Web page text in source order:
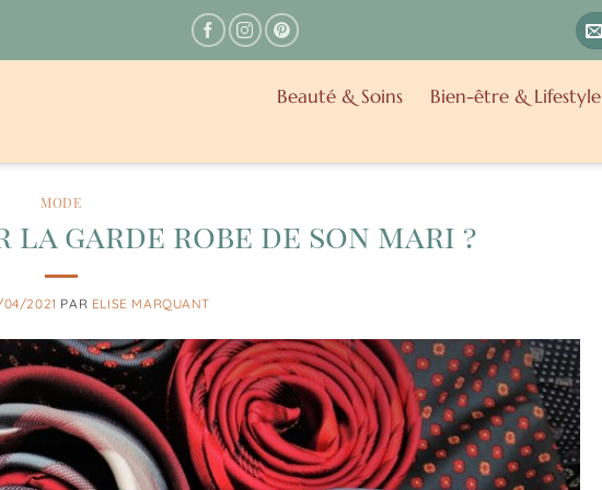
Beauté & Soins Bien-être & Lifestyle
MODE
garde robe de son mari ?
2021 PAR ELISE MARQUANT